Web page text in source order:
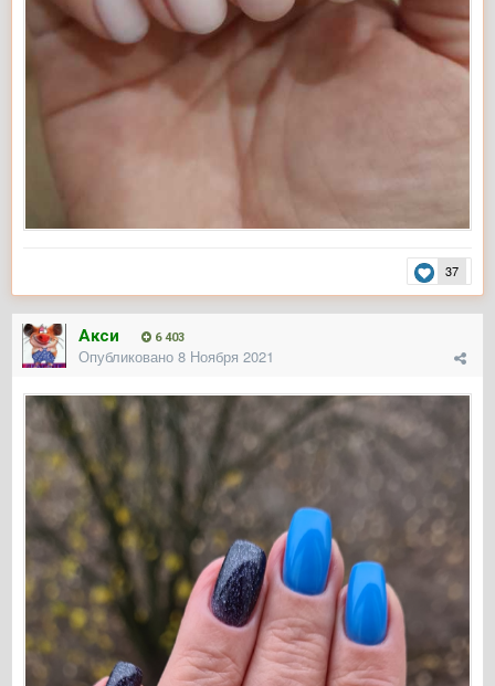
37
Акси 6 403
Опубликовано 8 Ноября 2021